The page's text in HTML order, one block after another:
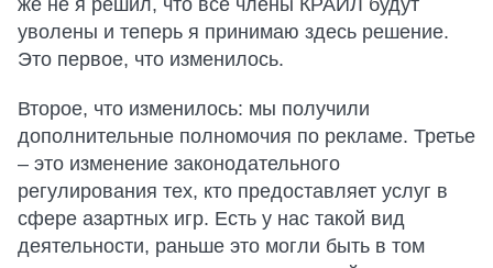
же не я решил, что все члены КРАИЛ будут
уволены и теперь я принимаю здесь решение.
Это первое, что изменилось.
Второе, что изменилось: мы получили
дополнительные полномочия по рекламе. Третье
– это изменение законодательного
регулирования тех, кто предоставляет услуг в
сфере азартных игр. Есть у нас такой вид
деятельности, раньше это могли быть в том